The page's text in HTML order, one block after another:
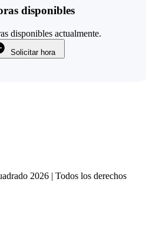
disponibles
disponibles actualmente.
Solicitar hora
2026 |Todos los derechos